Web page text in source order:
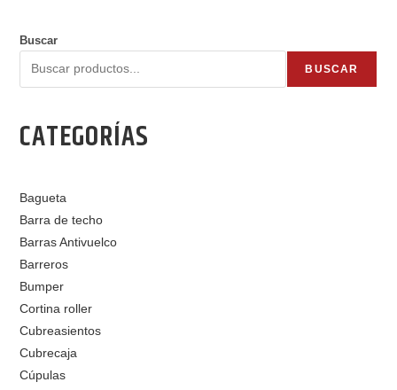
Buscar
BUSCAR
CATEGORÍAS
Bagueta
Barra de techo
Barras Antivuelco
Barreros
Bumper
Cortina roller
Cubreasientos
Cubrecaja
Cúpulas